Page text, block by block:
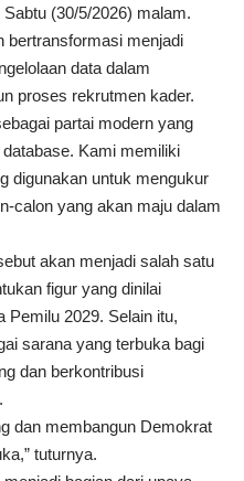
(30/5/2026) malam.
bertransformasi menjadi
data dalam
proses rekrutmen kader.
partai modern yang
Kami memiliki
digunakan untuk mengukur
calon yang akan maju dalam
akan menjadi salah satu
figur yang dinilai
Pemilu 2029. Selain itu,
sarana yang terbuka bagi
dan berkontribusi
dan membangun Demokrat
tuturnya.